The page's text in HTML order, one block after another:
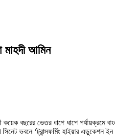
মাহদী আমিন
বছরের ভেতর ধাপে ধাপে পর্যায়ক্রমে
ভবনে ‘ট্রান্সফর্মিং হাইয়ার এডুকেশন